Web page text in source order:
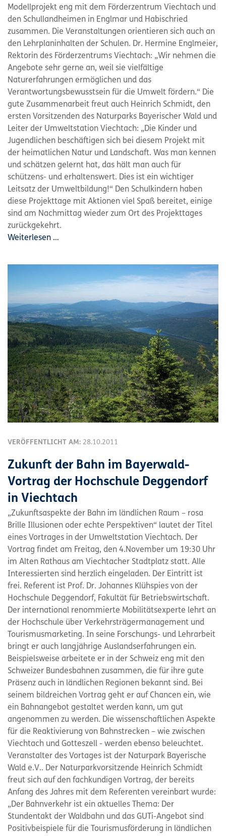
Modellprojekt eng mit dem Förderzentrum Viechtach und
den Schullandheimen in Englmar und Habischried
zusammen. Die Veranstaltungen orientieren sich auch an
den Lehrplaninhalten der Schulen. Dr. Hermine Englmeier,
Rektorin des Förderzentrums Viechtach: „Wir nehmen die
Angebote sehr gerne an, weil sie vielfältige
Naturerfahrungen ermöglichen und das
Verantwortungsbewusstsein für die Umwelt fördern.“ Die
gute Zusammenarbeit freut auch Heinrich Schmidt, den
ersten Vorsitzenden des Naturparks Bayerischer Wald und
Leiter der Umweltstation Viechtach: „Die Kinder und
Jugendlichen beschäftigen sich bei diesem Projekt mit
der heimatlichen Natur und Landschaft. Was man kennen
und schätzen gelernt hat, das hält man auch für
schützens- und erhaltenswert. Dies ist ein wichtiger
Leitsatz der Umweltbildung!“ Den Schulkindern haben
diese Projekttage mit Aktionen viel Spaß bereitet, einige
sind am Nachmittag wieder zum Ort des Projekttages
zurückgekehrt.
Weiterlesen …
VERÖFFENTLICHT AM: 28.10.2011
Zukunft der Bahn im Bayerwald-
Vortrag der Hochschule Deggendorf
in Viechtach
„Zukunftsaspekte der Bahn im ländlichen Raum – rosa
Brille Illusionen oder echte Perspektiven“ lautet der Titel
eines Vortrages in der Umweltstation Viechtach. Der
Vortrag findet am Freitag, den 4.November um 19:30 Uhr
im Alten Rathaus am Viechtacher Stadtplatz statt. Alle
Interessierten sind herzlich eingeladen. Der Eintritt ist
frei. Referent ist Prof. Dr. Johannes Klühspies von der
Hochschule Deggendorf, Fakultät für Betriebswirtschaft.
Der international renommierte Mobilitätsexperte lehrt an
der Hochschule über Verkehrsträgermanagement und
Tourismusmarketing. In seine Forschungs- und Lehrarbeit
bringt er auch langjährige Auslandserfahrungen ein.
Beispielsweise arbeitete er in der Schweiz eng mit den
Schweizer Bundesbahnen zusammen, die für ihre gute
Präsenz auch in ländlichen Regionen bekannt sind. Bei
seinem bildreichen Vortrag geht er auf Chancen ein, wie
ein Bahnangebot gestaltet werden kann, um gut
angenommen zu werden. Die wissenschaftlichen Aspekte
für die Reaktivierung von Bahnstrecken – wie zwischen
Viechtach und Gotteszell - werden ebenso beleuchtet.
Veranstalter des Vortages ist der Naturpark Bayerische
Wald e.V.. Der Naturparkvorsitzende Heinrich Schmidt
freut sich auf den fachkundigen Vortrag, der bereits
Anfang des Jahres mit dem Referenten vereinbart wurde:
„Der Bahnverkehr ist ein aktuelles Thema: Der
Stundentakt der Waldbahn und das GUTi-Angebot sind
Positivbeispiele für die Tourismusförderung in ländlichen